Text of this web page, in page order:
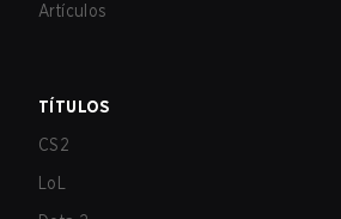
Artículos
TÍTULOS
CS2
LoL